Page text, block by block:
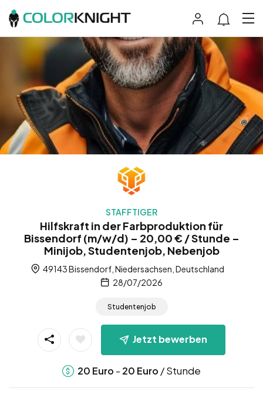
STAFFTIGER
Hilfskraft in der Farbproduktion für
Bissendorf (m/w/d) – 20,00 € / Stunde –
Minijob, Studentenjob, Nebenjob
49143 Bissendorf, Niedersachsen, Deutschland
28/07/2026
Studentenjob
Jetzt bewerben
20 Euro - 20 Euro / Stunde